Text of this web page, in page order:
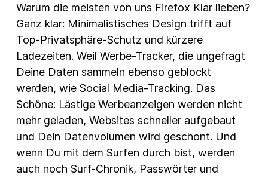
Warum die meisten von uns Firefox Klar lieben?
Ganz klar: Minimalistisches Design trifft auf
Top-Privatsphäre-Schutz und kürzere
Ladezeiten. Weil Werbe-Tracker, die ungefragt
Deine Daten sammeln ebenso geblockt
werden, wie Social Media-Tracking. Das
Schöne: Lästige Werbeanzeigen werden nicht
mehr geladen, Websites schneller aufgebaut
und Dein Datenvolumen wird geschont. Und
wenn Du mit dem Surfen durch bist, werden
auch noch Surf-Chronik, Passwörter und